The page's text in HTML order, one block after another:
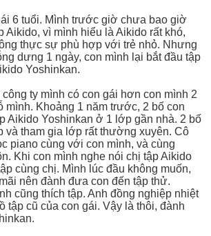
6 tuổi. Mình trước giờ chưa bao giờ
Aikido, vì mình hiểu là Aikido rất khó,
thực sự phù hợp với trẻ nhỏ. Nhưng
dưng 1 ngày, con mình lại bắt đầu tập
Yoshinkan.
ty mình có con gái hơn con mình 2
mình. Khoảng 1 năm trước, 2 bố con
Aikido Yoshinkan ở 1 lớp gần nhà. 2 bố
và tham gia lớp rất thường xuyên. Cô
piano cùng với con mình, và cùng
Khi con mình nghe nói chị tập Aikido
cùng chị. Mình lúc đầu không muốn,
nên đành đưa con đến tập thử.
cũng thích tập. Anh đồng nghiệp nhiệt
tập cũ của con gái. Vậy là thôi, đành